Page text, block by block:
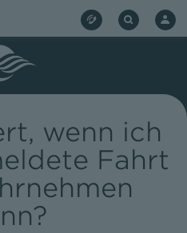
wenn ich
Fahrt